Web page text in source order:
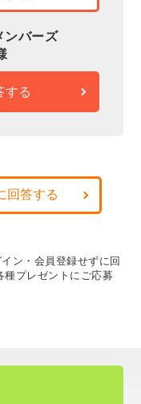
ンバーズ
する
回答する
ン・会員登録せずに回
種プレゼントにご応募